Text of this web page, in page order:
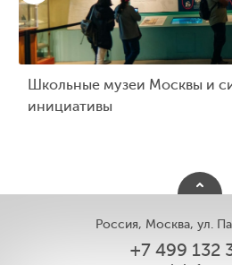
Школьные музеи Москвы и
инициативы
Россия, Москва, ул.
+7 499 132